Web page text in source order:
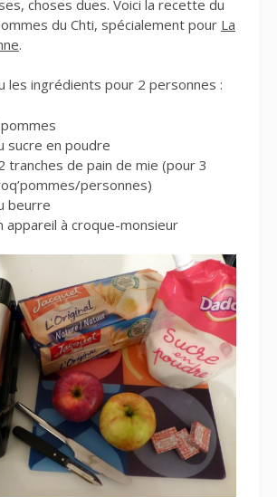
choses dues. Voici la recette du
du Chti, spécialement pour La
.
les ingrédients pour 2 personnes :
sucre en poudre
tranches de pain de mie (pour 3
personnes)
beurre
appareil à croque-monsieur